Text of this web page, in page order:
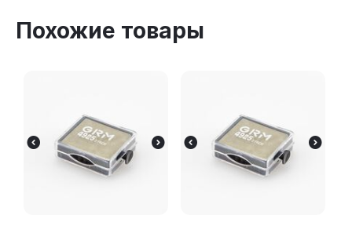
Похожие товары